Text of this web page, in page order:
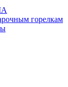
горелкам